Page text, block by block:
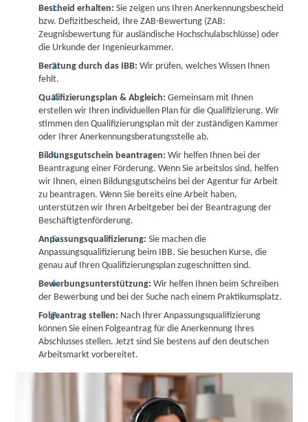
Bescheid erhalten: Sie zeigen uns Ihren Anerkennungsbescheid
bzw. Defizitbescheid, Ihre ZAB-Bewertung (ZAB:
Zeugnisbewertung für ausländische Hochschulabschlüsse) oder
die Urkunde der Ingenieurkammer.
Beratung durch das IBB: Wir prüfen, welches Wissen Ihnen
fehlt.
Qualifizierungsplan & Abgleich: Gemeinsam mit Ihnen
erstellen wir Ihren individuellen Plan für die Qualifizierung. Wir
stimmen den Qualifizierungsplan mit der zuständigen Kammer
oder Ihrer Anerkennungsberatungsstelle ab.
Bildungsgutschein beantragen:Wir helfen Ihnen bei der
Beantragung einer Förderung. Wenn Sie arbeitslos sind, helfen
wir Ihnen, einen Bildungsgutscheins bei der Agentur für Arbeit
zu beantragen. Wenn Sie bereits eine Arbeit haben,
unterstützen wir Ihren Arbeitgeber bei der Beantragung der
Beschäftigtenförderung.
Anpassungsqualifizierung: Sie machen die
Anpassungsqualifizierung beim IBB. Sie besuchen Kurse, die
genau auf Ihren Qualifizierungsplan zugeschnitten sind.
Bewerbungsunterstützung: Wir helfen Ihnen beim Schreiben
der Bewerbung und bei der Suche nach einem Praktikumsplatz.
Folgeantrag stellen: Nach Ihrer Anpassungsqualifizierung
können Sie einen Folgeantrag für die Anerkennung Ihres
Abschlusses stellen. Jetzt sind Sie bestens auf den deutschen
Arbeitsmarkt vorbereitet.